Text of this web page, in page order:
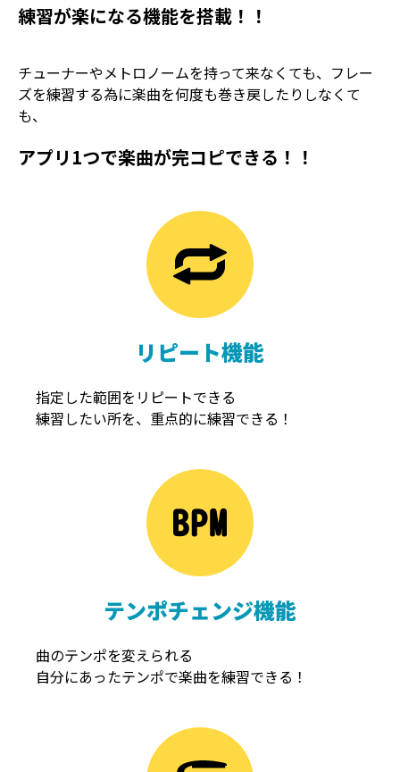
練習が楽になる機能を搭載！！
チューナーやメトロノームを持って来なくても、フレー
ズを練習する為に楽曲を何度も巻き戻したりしなくて
も、
アプリ1つで楽曲が完コピできる！！
リピート機能
指定した範囲をリピートできる
練習したい所を、重点的に練習できる！
テンポチェンジ機能
曲のテンポを変えられる
自分にあったテンポで楽曲を練習できる！